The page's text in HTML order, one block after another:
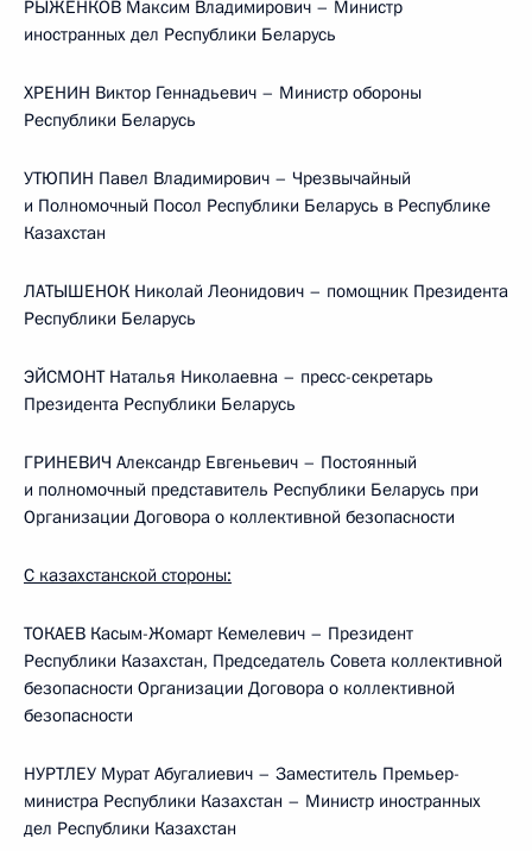
РЫЖЕНКОВ Максим Владимирович – Министр
иностранных дел Республики Беларусь
ХРЕНИН Виктор Геннадьевич – Министр обороны
Республики Беларусь
УТЮПИН Павел Владимирович – Чрезвычайный
и Полномочный Посол Республики Беларусь в Республике
Казахстан
ЛАТЫШЕНОК Николай Леонидович – помощник Президента
Республики Беларусь
ЭЙСМОНТ Наталья Николаевна – пресс-секретарь
Президента Республики Беларусь
ГРИНЕВИЧ Александр Евгеньевич – Постоянный
и полномочный представитель Республики Беларусь при
Организации Договора о коллективной безопасности
С казахстанской стороны:
ТОКАЕВ Касым-Жомарт Кемелевич – Президент
Республики Казахстан, Председатель Совета коллективной
безопасности Организации Договора о коллективной
безопасности
НУРТЛЕУ Мурат Абугалиевич – Заместитель Премьер-
министра Республики Казахстан – Министр иностранных
дел Республики Казахстан